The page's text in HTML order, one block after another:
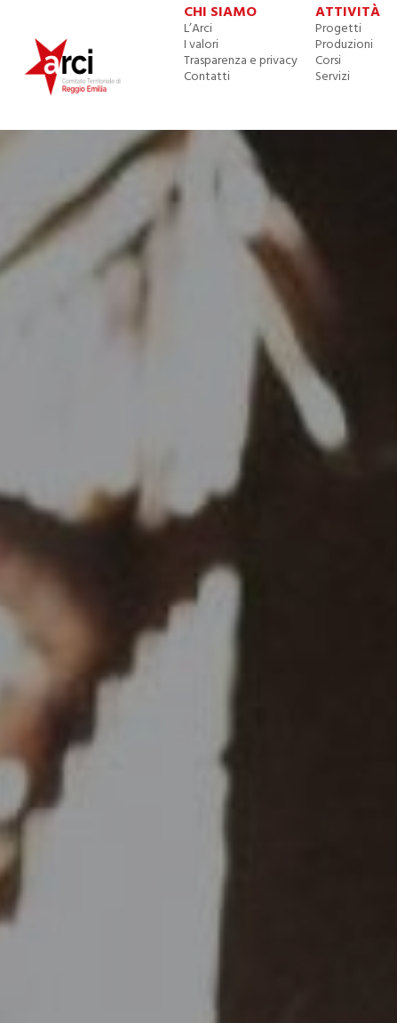
CHI SIAMO
L’Arci
I valori
Trasparenza e privacy
Contatti
ATTIVITÀ
Progetti
Produzioni
Corsi
Servizi